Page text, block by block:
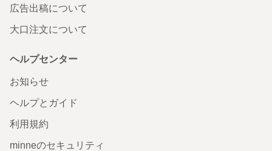
広告出稿について
大口注文について
ヘルプセンター
お知らせ
ヘルプとガイド
利用規約
minneのセキュリティ